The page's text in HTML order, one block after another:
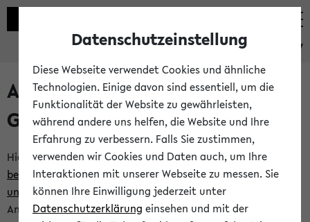
eKVV
Anlegen eines neuen
Gastzugangs
Hier können Sie einen neuen Gastzugang anlegen.Bitte
beachten Sie die Einschränkungen, denen Gastzugänge
unterworfen sind. Tragen Sie den gewünschten
Anmeldenamen und Ihr Passwort ein:
Datenschutzeinstellung
Diese Webseite verwendet Cookies und ähnliche
Technologien. Einige davon sind essentiell, um die
Funktionalität der Website zu gewährleisten,
während andere uns helfen, die Website und Ihre
Erfahrung zu verbessern. Falls Sie zustimmen,
verwenden wir Cookies und Daten auch, um Ihre
Interaktionen mit unserer Webseite zu messen. Sie
können Ihre Einwilligung jederzeit unter
Datenschutzerklärung einsehen und mit der